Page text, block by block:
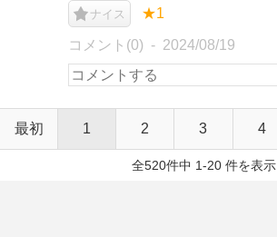
ナイス ★1
コメント(0) 2024/08/19
最初 1 2 3 4
全520件中 1-20 件を表示